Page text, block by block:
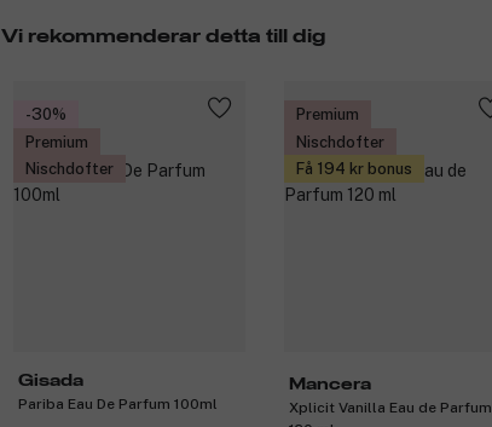
Vi rekommenderar detta till dig
-30%
Premium
Nischdofter
Gisada
Pariba Eau De Parfum 100ml
Premium
Nischdofter
Få 194 kr bonus
Mancera
Xplicit Vanilla Eau de Parfum